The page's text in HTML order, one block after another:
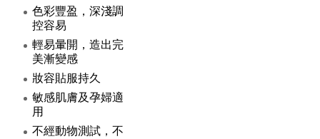
色彩豐盈，深淺調
控容易
輕易暈開，造出完
美漸變感
妝容貼服持久
敏感肌膚及孕婦適
用
不經動物測試，不